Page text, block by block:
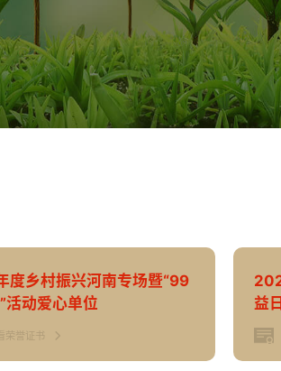
度乡村振兴河南专场暨“99
活动爱心单位
荣誉证书
益